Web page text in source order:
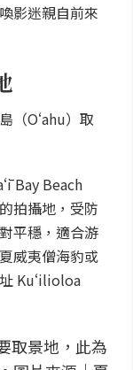
影迷親自前來
（Oʻahu）取
Bay Beach
拍攝地，受防
平穩，適合游
威夷僧海豹或
Kuʻilioloa